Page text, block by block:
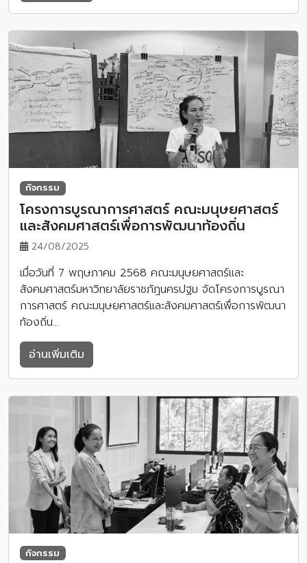
กิจกรรม
โครงการบูรณาการศาสตร์ คณะมนุษยศาสตร์
และสังคมศาสตร์เพื่อการพัฒนาท้องถิ่น
24/08/2025
เมื่อวันที่ 7 พฤษภาคม 2568 คณะมนุษยศาสตร์และ
สังคมศาสตร์มหาวิทยาลัยราชภัฎนครปฐม จัดโครงการบูรณา
การศาสตร์ คณะมนุษยศาสตร์และสังคมศาสตร์เพื่อการพัฒนา
ท้องถิ่น…
อ่านเพิ่มเติม
กิจกรรม